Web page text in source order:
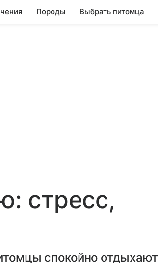
Породы Выбрать питомца
стресс,
спокойно отдыхают